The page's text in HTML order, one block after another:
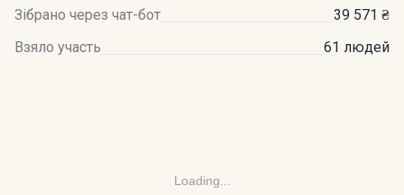
Зібрано через чат-бот
39 571 ₴
Взяло участь
61 людей
Loading...